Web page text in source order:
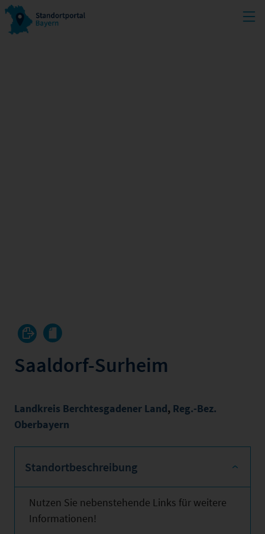
Saaldorf-Surheim
Landkreis Berchtesgadener Land, Reg.-Bez.
Oberbayern
Standortbeschreibung
Nutzen Sie nebenstehende Links für weitere
Informationen!